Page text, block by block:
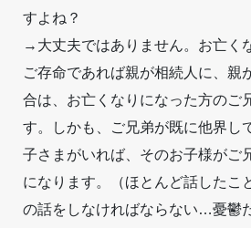
すよね？
→大丈夫ではありません。お亡く
ご存命であれば親が相続人に、親
合は、お亡くなりになった方のご
す。しかも、ご兄弟が既に他界し
子さまがいれば、そのお子様がご
になります。（ほとんど話したこ
の話をしなければならない…憂鬱